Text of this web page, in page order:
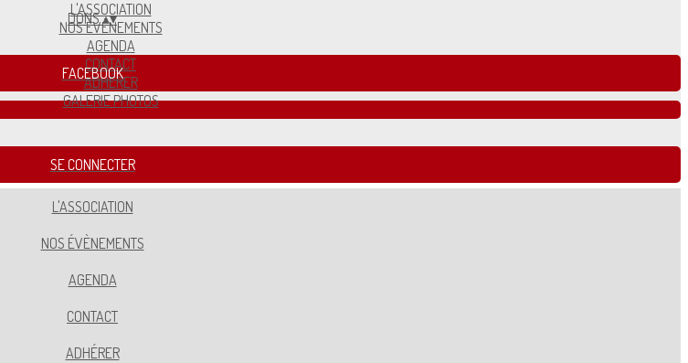
L'ASSOCIATION
NOS ÉVÈNEMENTS
AGENDA
CONTACT
ADHÉRER
GALERIE PHOTOS
DONS▴▾
FACEBOOK
SE CONNECTER
L'ASSOCIATION
NOS ÉVÈNEMENTS
AGENDA
CONTACT
ADHÉRER